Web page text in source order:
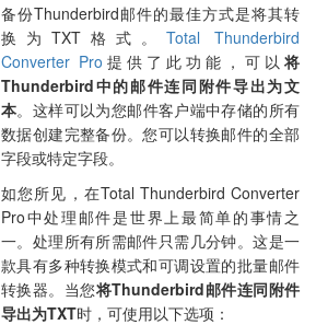
备份Thunderbird邮件的最佳方式是将其转
换为TXT格式。 Total Thunderbird
Converter Pro 提供了此功能，可以 将
Thunderbird中的邮件连同附件导出为文
本。这样可以为您邮件客户端中存储的所有
数据创建完整备份。您可以转换邮件的全部
字段或特定字段。
如您所见，在Total Thunderbird Converter
Pro中处理邮件是世界上最简单的事情之
一。处理所有所需邮件只需几分钟。这是一
款具有多种转换模式和可调设置的批量邮件
转换器。当您将Thunderbird邮件连同附件
导出为TXT时，可使用以下选项：